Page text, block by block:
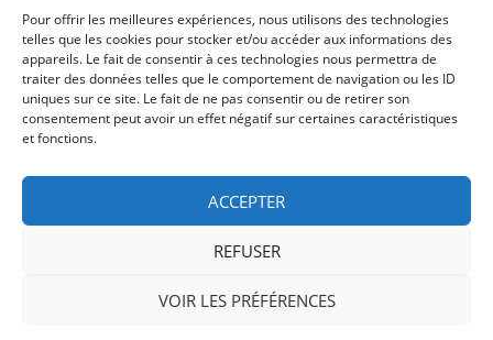
Pour offrir les meilleures expériences, nous utilisons des technologies
telles que les cookies pour stocker et/ou accéder aux informations des
appareils. Le fait de consentir à ces technologies nous permettra de
traiter des données telles que le comportement de navigation ou les ID
uniques sur ce site. Le fait de ne pas consentir ou de retirer son
consentement peut avoir un effet négatif sur certaines caractéristiques
et fonctions.
ACCEPTER
REFUSER
VOIR LES PRÉFÉRENCES
Bordeaux
Lun-Samedi: 10:00 -19:00
Non Stop
/ /